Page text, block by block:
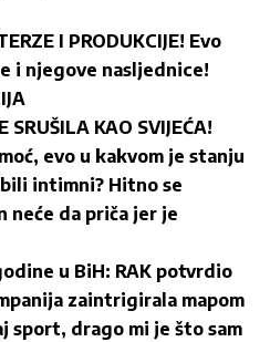
I PRODUKCIJE! Evo
i njegove nasljednice!
SRUŠILA KAO SVIJEĆA!
evo u kakvom je stanju
intimni? Hitno se
neće da priča jer je
u BiH: RAK potvrdio
zaintrigirala mapom
sport, drago mi je što sam